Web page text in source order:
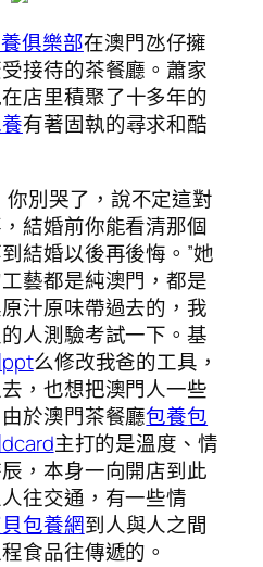
俱樂部在澳門氹仔擁
接待的茶餐廳。蕭家
店里積聚了十多年的
有著固執的尋求和酷
你別哭了，說不定這對
結婚前你能看清那個
結婚以後再後悔。”她
藝都是純澳門，都是
汁原味帶過去的，我
人測驗考試一下。基
么修改我爸的工具，
，也想把澳門人一些
於澳門茶餐廳包養包
主打的是溫度、情
，本身一向開店到此
往交通，有一些情
包養網到人與人之間
食品往傳遞的。